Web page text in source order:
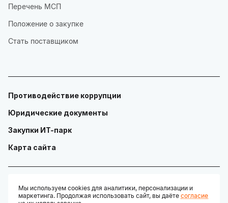
Перечень МСП
Положение о закупке
Стать поставщиком
Противодействие коррупции
Юридические документы
Закупки ИТ-парк
Карта сайта
© ГАУ "Технопарк в сфере высоких технологий «ИТ-парк»"
Мы используем cookies для аналитики, персонализации и
маркетинга. Продолжая использовать сайт, вы даёте согласие